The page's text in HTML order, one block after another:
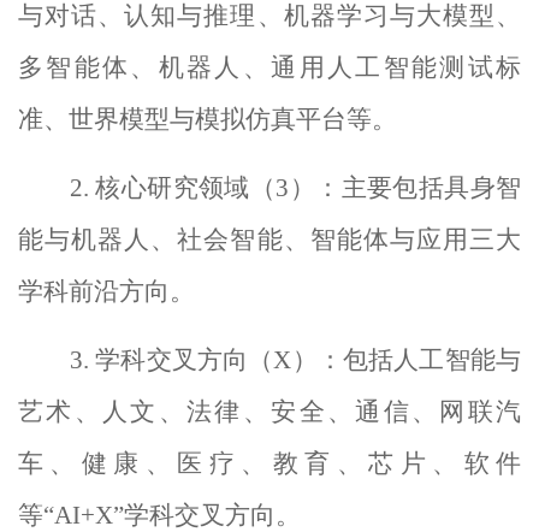
与对话、认知与推理、机器学习与大模型、
多智能体、机器人、通用人工智能测试标
准、世界模型与模拟仿真平台等。
2.核心研究领域（3 ）：主要包括具身智
能与机器人、社会智能、智能体与应用三大
学科前沿方向。
3.学科交叉方向（X）：包括人工智能与
艺术、人文、法律、安全、通信、网联汽
车、健康、医疗、教育、芯片、软件
等“AI+X”学科交叉方向。